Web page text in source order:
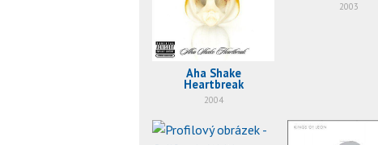
Aha Shake
Heartbreak
2004
2003